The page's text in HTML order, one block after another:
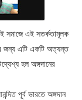
সমাজে এই সতর্কতামূলক
জন্য এটি একটি অত্যন্ত
হল অঙ্গদানের
পূর্ব ভারতে অঙ্গদান